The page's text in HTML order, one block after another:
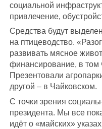
социальной
привлечение,
Средства будут
на птицеводство.
развивать мясное
финансирование, в том
Презентовали
другой – в Чайковском.
С точки зрения
президента. Мы все
идёт о «майских»